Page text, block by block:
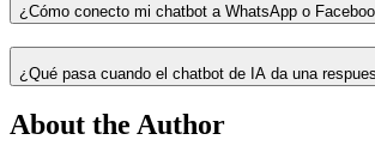
¿Cómo conecto mi chatbot a WhatsApp o
¿Qué pasa cuando el chatbot de IA da una
About the Author